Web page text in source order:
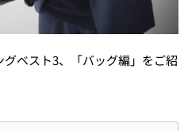
ベスト3、「バッグ編」をご紹